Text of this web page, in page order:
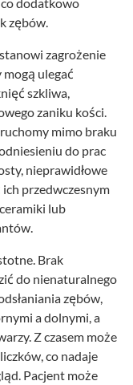
zębów.
zagrożenie
ulegać
szkliwa,
zaniku kości.
mimo braku
do prac
nieprawidłowe
przedwczesnym
lub
Brak
do nienaturalnego
zębów,
a dolnymi, a
Z czasem może
co nadaje
Pacjent może